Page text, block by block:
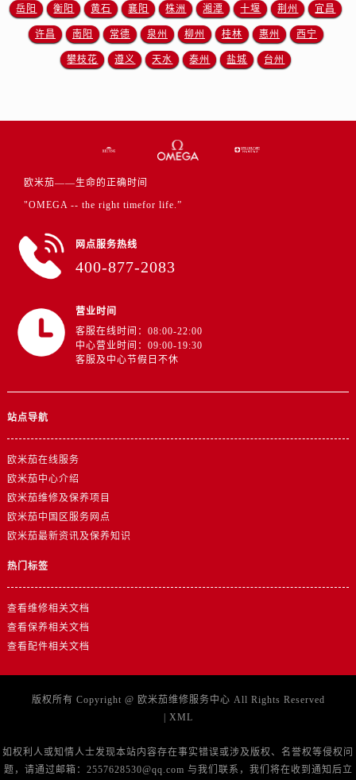
安徽省黄山市屯溪区黄山西路欧米茄售后服务中心（需提前预约）
安徽省六安市金安区解放中路欧米茄售后服务中心（需提前预约）
江苏省宿迁市宿城区西湖路欧米茄售后服务中心（需提前预约）
江苏省徐州市鼓楼区淮海东路29号苏宁广场IFC国际金融中心35层3508室欧米茄售后服务中心（需提前预约）
江西省新余市渝水区北湖西路欧米茄售后服务中心（需提前预约）
江西省鹰潭市月湖区胜利东路欧米茄售后服务中心（需提前预约）
山东省德州市德城区东风中路欧米茄售后服务中心（需提前预约）
岳阳 衡阳 黄石 襄阳 株洲 湘潭 十堰 荆州 宜昌
许昌 南阳 常德 泉州 柳州 桂林 惠州 西宁
攀枝花 遵义 天水 泰州 盐城 台州
欧米茄——生命的正确时间
"OMEGA -- the right timefor life.”
网点服务热线
400-877-2083
营业时间
客服在线时间：08:00-22:00
中心营业时间：09:00-19:30
客服及中心节假日不休
站点导航
欧米茄在线服务
欧米茄中心介绍
欧米茄维修及保养项目
欧米茄中国区服务网点
欧米茄最新资讯及保养知识
热门标签
查看维修相关文档
查看保养相关文档
查看配件相关文档
版权所有 Copyright @ 欧米茄维修服务中心 All Rights Reserved
| XML
如权利人或知情人士发现本站内容存在事实错误或涉及版权、名誉权等侵权问
题，请通过邮箱：2557628530@qq.com 与我们联系，我们将在收到通知后立